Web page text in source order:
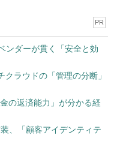
PR
ンダーが貫く「安全と効
ラウドの「管理の分断」
の返済能力」が分かる経
、「顧客アイデンティテ